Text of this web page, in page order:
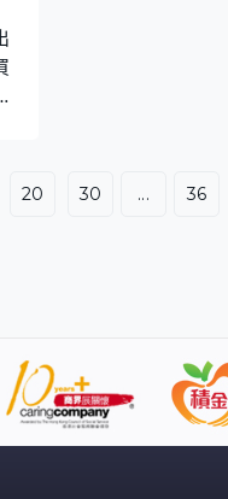
20 30 ... 36